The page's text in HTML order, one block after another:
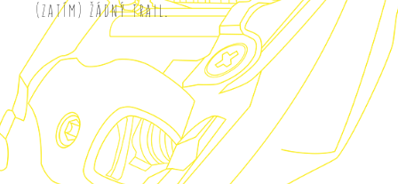
(zatím) žádný trail.